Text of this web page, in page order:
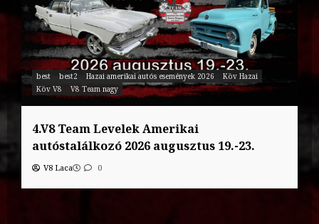
best best2 Hazai amerikai autós események 2026
Köv Hazai
Köv V8
V8 Team nagy
4.V8 Team Levelek Amerikai
autóstalálkozó 2026 augusztus 19.-23.
V8 Laca 0